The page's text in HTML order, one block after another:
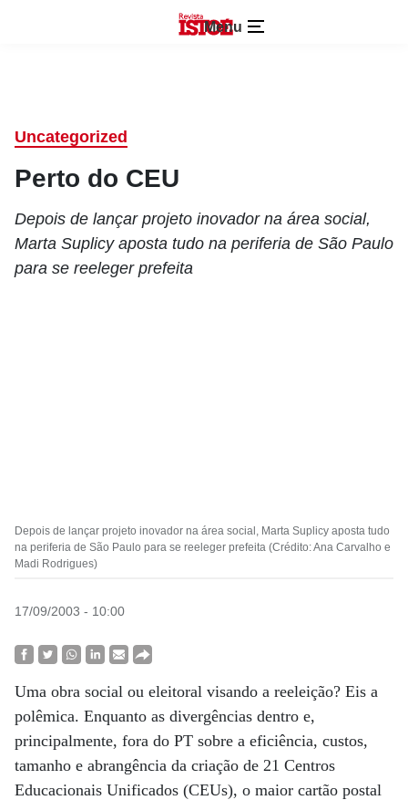
Menu
Uncategorized
Perto do CEU
Depois de lançar projeto inovador na área social,
Marta Suplicy aposta tudo na periferia de São Paulo
para se reeleger prefeita
Depois de lançar projeto inovador na área social, Marta Suplicy aposta tudo
na periferia de São Paulo para se reeleger prefeita (Crédito: Ana Carvalho e
Madi Rodrigues)
17/09/2003 - 10:00
Uma obra social ou eleitoral visando a reeleição? Eis a
polêmica. Enquanto as divergências dentro e,
principalmente, fora do PT sobre a eficiência, custos,
tamanho e abrangência da criação de 21 Centros
Educacionais Unificados (CEUs), o maior cartão postal